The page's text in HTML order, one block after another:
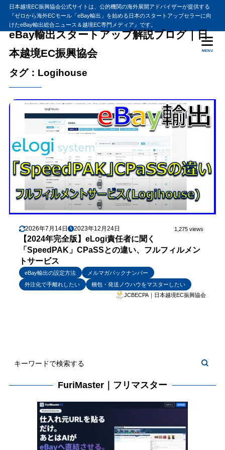
日本越境EC振興協会公式サイトは、公的機関の海外展開アドバイザーが提供する
『ゼロから海外ECモール「eBay輸出」を始める日本のスタートアップセラーに向
けたeBay輸出総合ニュース＆越境EC専門メディア』です。
eBay輸出スタートアップ解説ブログ｜日
本越境EC振興協会
MENU
タグ：Logihouse
2026年7月14日 2023年12月24日 1,275 views
【2024年完全版】eLogi責任者に聞く
「SpeedPAK」CPaSSとの違い、フルフィルメン
トサービス
eBay輸出の設定方法
メルマガバックナンバー
外注化で手離れしたい
梱包・発送ノウハウをマスターしたい
JCBECPA｜日本越境EC振興協会
FuriMaster｜フリマスター